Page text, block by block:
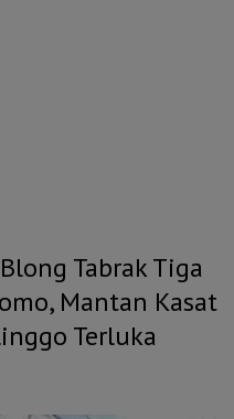
Tabrak Tiga
Mantan Kasat
Terluka